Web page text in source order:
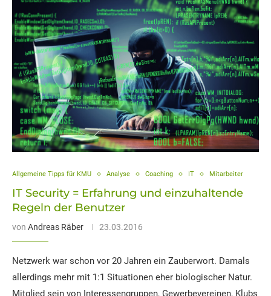
Allgemeine Tipps für KMU Analyse Coaching IT Mitarbeiter
IT Security = Erfahrung und einzuhaltende
Regeln der Benutzer
von Andreas Räber 23.03.2016
Netzwerk war schon vor 20 Jahren ein Zauberwort. Damals
allerdings mehr mit 1:1 Situationen eher biologischer Natur.
Mitglied sein von Interessengruppen, Gewerbevereinen, Klubs